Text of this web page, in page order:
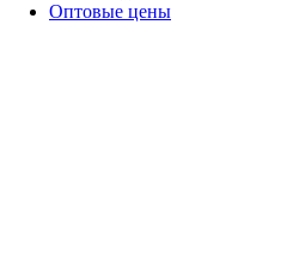
Оптовые цены